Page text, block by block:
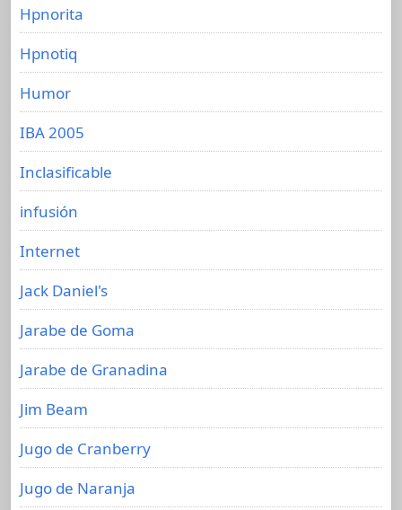
Hpnorita
Hpnotiq
Humor
IBA 2005
Inclasificable
infusión
Internet
Jack Daniel's
Jarabe de Goma
Jarabe de Granadina
Jim Beam
Jugo de Cranberry
Jugo de Naranja